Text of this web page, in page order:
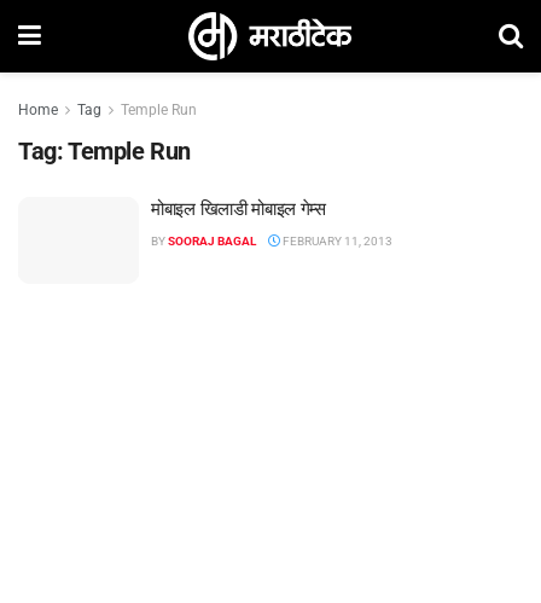
Home Tag Temple Run
Tag:Temple Run
मोबाइल खिलाडी मोबाइल गेम्स
BYSOORAJ BAGAL FEBRUARY 11, 2013